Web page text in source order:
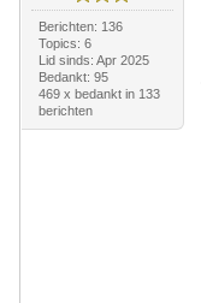
Berichten: 136
Topics: 6
Lid sinds: Apr 2025
Bedankt: 95
469 x bedankt in 133
berichten